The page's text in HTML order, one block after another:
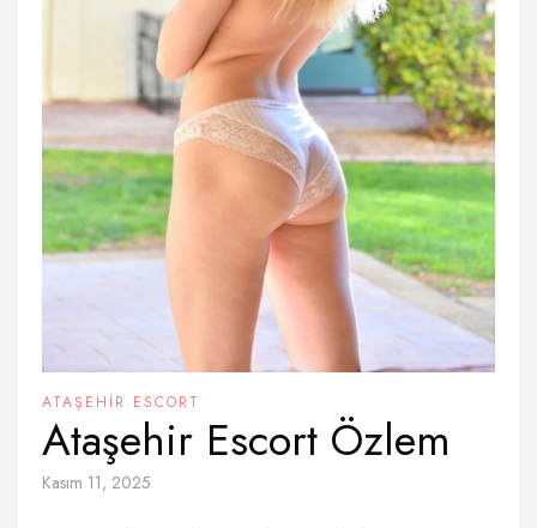
ATAŞEHIR ESCORT
Ataşehir Escort Özlem
Kasım 11, 2025